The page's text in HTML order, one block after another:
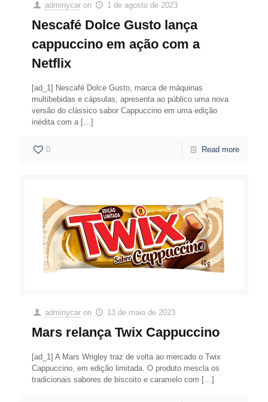
adminycar on 1 de agosto de 2023
Nescafé Dolce Gusto lança
cappuccino em ação com a
Netflix
[ad_1] Nescafé Dolce Gusto, marca de máquinas
multibebidas e cápsulas, apresenta ao público uma nova
versão do clássico sabor Cappuccino em uma edição
inédita com a[…]
0 Read more
adminycar on 13 de maio de 2023
Mars relança Twix Cappuccino
[ad_1] A Mars Wrigley traz de volta ao mercado o Twix
Cappuccino, em edição limitada. O produto mescla os
tradicionais sabores de biscoito e caramelo com […]